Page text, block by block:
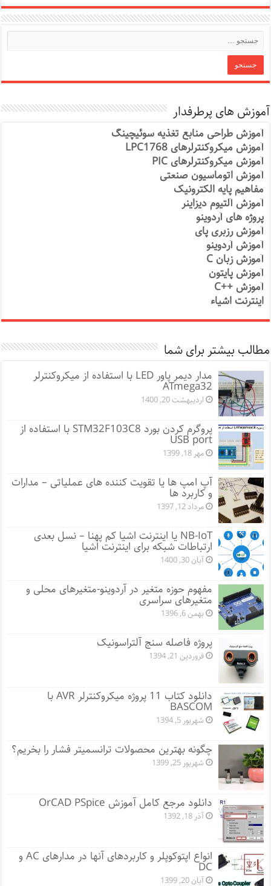
آموزش های پرطرفدار
آموزش طراحی منابع تغذیه سوئیچینگ
آموزش میکروکنترلرهای LPC1768
آموزش میکروکنترلرهای PIC
آموزش اتوماسیون صنعتی
مفاهیم پایه الکترونیک
آموزش آلتیوم دیزاینر
پروژه های آردوینو
آموزش رزبری پای
آموزش آردوینو
آموزش زبان C
آموزش پایتون
آموزش ++C
اینترنت اشیاء
مطالب بیشتر برای شما
مدار دیمر پاور LED با استفاده از میکروکنترلر
ATmega32
اردیبهشت 20, 1400
پروگرم کردن بورد STM32F103C8 با استفاده از
USB port
مهر 18, 1399
آپ امپ ها یا تقویت کننده های عملیاتی – مدارات
و کاربرد ها
مرداد 12, 1397
NB-IoT یا اینترنت اشیا کم پهنا – نسل بعدی
ارتباطات شبکه برای اینترنت اشیا
آبان 30, 1400
مفهوم حوزه متغیر در آردوینو-متغیرهای محلی و
متغیرهای سراسری
بهمن 6, 1396
پروژه فاصله سنج آلتراسونیک
فروردین 21, 1394
دانلود کتاب 11 پروژه میکروکنترلر AVR با
BASCOM
شهریور 5, 1394
چگونه بهترین محصولات ترانسمیتر فشار را بخریم؟
شهریور 25, 1399
دانلود مرجع کامل آموزش OrCAD PSpice
آذر 18, 1392
انواع اپتوکوپلر و کاربردهای آنها در مدارهای AC و
DC
آبان 20, 1399